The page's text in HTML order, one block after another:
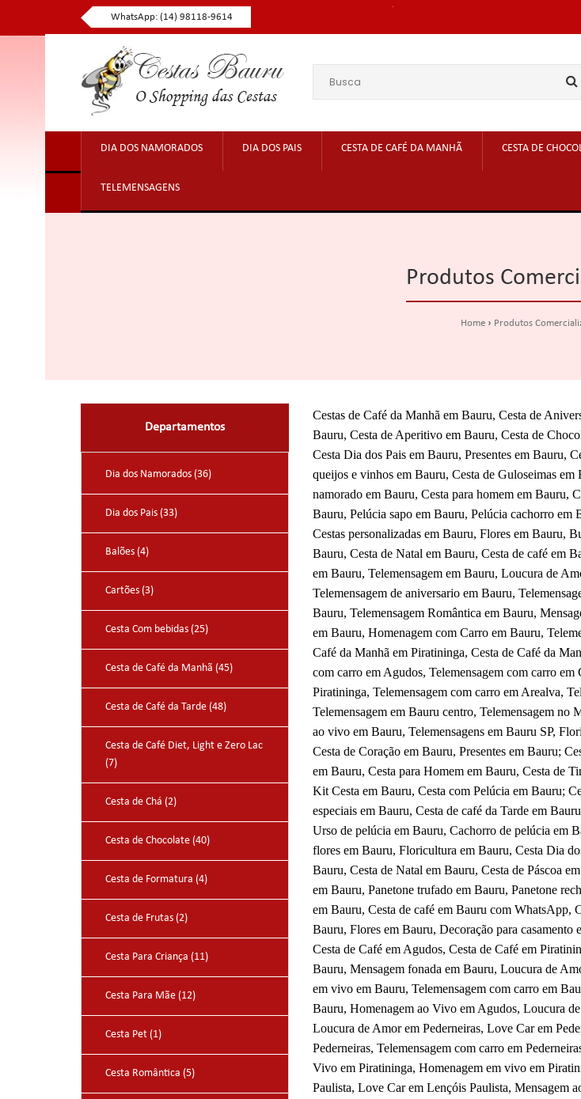
WhatsApp: (14) 98118-9614
DIA DOS NAMORADOS DIA DOS PAIS CESTA DE CAFÉ DA MANHÃ CESTA DE
TELEMENSAGENS
Produtos
Home Produtos
Departamentos
Dia dos Namorados (36)
Dia dos Pais (33)
Balões (4)
Cartões (3)
Cesta Com bebidas (25)
Cesta de Café da Manhã (45)
Cesta de Café da Tarde (48)
Cesta de Café Diet, Light e Zero Lac
(7)
Cesta de Chá (2)
Cesta de Chocolate (40)
Cesta de Formatura (4)
Cesta de Frutas (2)
Cesta Para Criança (11)
Cesta Para Mãe (12)
Cesta Pet (1)
Cesta Romântica (5)
Cestas de Café da Manhã em Bauru, Cesta de
Bauru, Cesta de Aperitivo em Bauru, Cesta de
Cesta Dia dos Pais em Bauru, Presentes em Bauru,
queijos e vinhos em Bauru, Cesta de Guloseimas em
namorado em Bauru, Cesta para homem em Bauru,
Bauru, Pelúcia sapo em Bauru, Pelúcia cachorro
Cestas personalizadas em Bauru, Flores em Bauru,
Bauru, Cesta de Natal em Bauru, Cesta de café em
em Bauru, Telemensagem em Bauru, Loucura de
Telemensagem de aniversario em Bauru,
Bauru, Telemensagem Romântica em Bauru,
em Bauru, Homenagem com Carro em Bauru,
Café da Manhã em Piratininga, Cesta de Café da
com carro em Agudos, Telemensagem com carro
Piratininga, Telemensagem com carro em Arealva,
Telemensagem em Bauru centro, Telemensagem
ao vivo em Bauru, Telemensagens em Bauru SP,
Cesta de Coração em Bauru, Presentes em Bauru;
em Bauru, Cesta para Homem em Bauru, Cesta de
Kit Cesta em Bauru, Cesta com Pelúcia em Bauru;
especiais em Bauru, Cesta de café da Tarde em
Urso de pelúcia em Bauru, Cachorro de pelúcia em
flores em Bauru, Floricultura em Bauru, Cesta Dia
Bauru, Cesta de Natal em Bauru, Cesta de Páscoa
em Bauru, Panetone trufado em Bauru, Panetone
em Bauru, Cesta de café em Bauru com WhatsApp,
Bauru, Flores em Bauru, Decoração para
Cesta de Café em Agudos, Cesta de Café em
Bauru, Mensagem fonada em Bauru, Loucura de
em vivo em Bauru, Telemensagem com carro em
Bauru, Homenagem ao Vivo em Agudos, Loucura
Loucura de Amor em Pederneiras, Love Car em
Pederneiras, Telemensagem com carro em
Vivo em Piratininga, Homenagem em vivo em
Paulista, Love Car em Lençóis Paulista, Mensagem